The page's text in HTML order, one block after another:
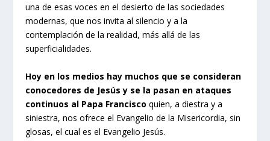
una de esas voces en el desierto de las sociedades
modernas, que nos invita al silencio y a la
contemplación de la realidad, más allá de las
superficialidades.
Hoy en los medios hay muchos que se consideran
conocedores de Jesús y se la pasan en ataques
continuos al Papa Francisco quien, a diestra y a
siniestra, nos ofrece el Evangelio de la Misericordia, sin
glosas, el cual es el Evangelio Jesús.